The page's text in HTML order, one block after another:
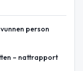
person
– nattrapport